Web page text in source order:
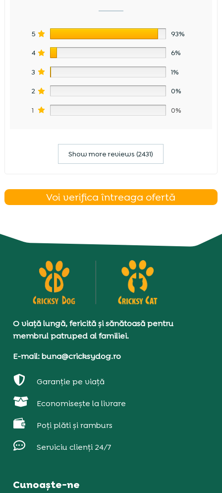
5 93%
4 6%
3 1%
2 0%
1 0%
Show more reviews (2431)
Voi verifica întreaga ofertă
O viață lungă, fericită și sănătoasă pentru
membrul patruped al familiei.
E-mail: buna@cricksydog.ro
 Garanție pe viață
 Economisește la livrare
 Poți plăti și ramburs
 Serviciu clienți 24/7
Cunoaște-ne